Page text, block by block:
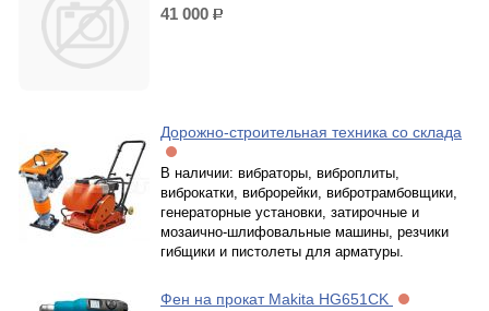
41 000 р.
Дорожно-строительная техника со склада
В наличии: вибраторы, виброплиты,
виброкатки, виброрейки, вибротрамбовщики,
генераторные установки, затирочные и
мозаично-шлифовальные машины, резчики
гибщики и пистолеты для арматуры.
Фен на прокат Makita HG651CK